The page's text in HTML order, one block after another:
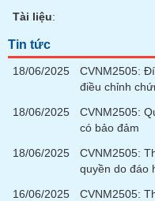
Tài liệu:
Tin tức
18/06/2025
CVNM2505:
điều chỉnh
18/06/2025
CVNM2505:
có bảo đảm
18/06/2025
CVNM2505:
quyền do đáo
16/06/2025
CVNM2505:
SỨC
KHỎE
TÀI